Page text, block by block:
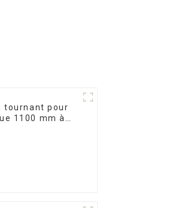
tournant pour
1100 mm à